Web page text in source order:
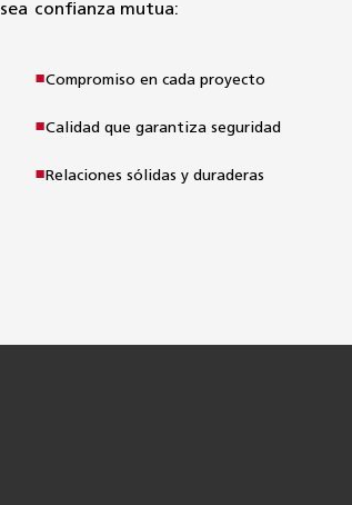
confianza mutua:
Compromiso en cada proyecto
Calidad que garantiza seguridad
Relaciones sólidas y duraderas